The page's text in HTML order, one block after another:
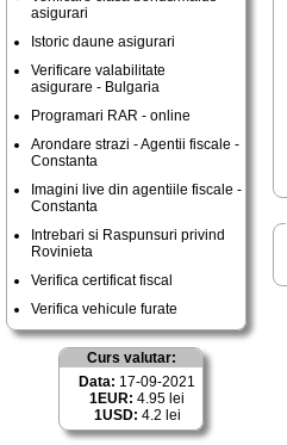
asigurari
Istoric daune asigurari
Verificare valabilitate
asigurare - Bulgaria
Programari RAR - online
Arondare strazi - Agentii fiscale -
Constanta
Imagini live din agentiile fiscale -
Constanta
Intrebari si Raspunsuri privind
Rovinieta
Verifica certificat fiscal
Verifica vehicule furate
Curs valutar:
Data: 17-09-2021
1EUR: 4.95 lei
1USD: 4.2 lei